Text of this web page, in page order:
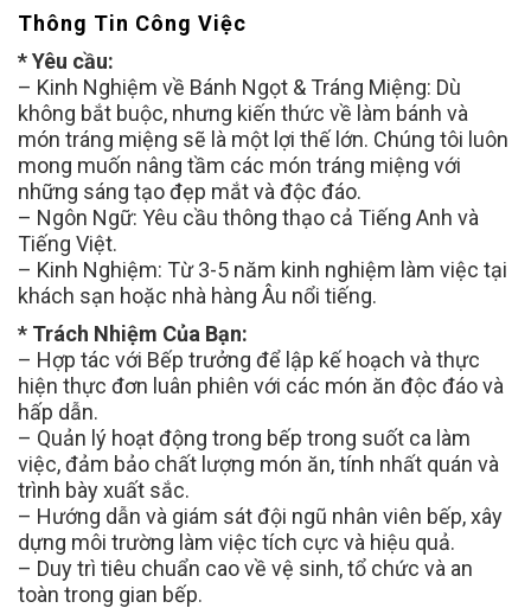
Thông Tin Công Việc
* Yêu cầu:
– Kinh Nghiệm về Bánh Ngọt & Tráng Miệng: Dù
không bắt buộc, nhưng kiến thức về làm bánh và
món tráng miệng sẽ là một lợi thế lớn. Chúng tôi luôn
mong muốn nâng tầm các món tráng miệng với
những sáng tạo đẹp mắt và độc đáo.
– Ngôn Ngữ: Yêu cầu thông thạo cả Tiếng Anh và
Tiếng Việt.
– Kinh Nghiệm: Từ 3-5 năm kinh nghiệm làm việc tại
khách sạn hoặc nhà hàng Âu nổi tiếng.
* Trách Nhiệm Của Bạn:
– Hợp tác với Bếp trưởng để lập kế hoạch và thực
hiện thực đơn luân phiên với các món ăn độc đáo và
hấp dẫn.
– Quản lý hoạt động trong bếp trong suốt ca làm
việc, đảm bảo chất lượng món ăn, tính nhất quán và
trình bày xuất sắc.
– Hướng dẫn và giám sát đội ngũ nhân viên bếp, xây
dựng môi trường làm việc tích cực và hiệu quả.
– Duy trì tiêu chuẩn cao về vệ sinh, tổ chức và an
toàn trong gian bếp.